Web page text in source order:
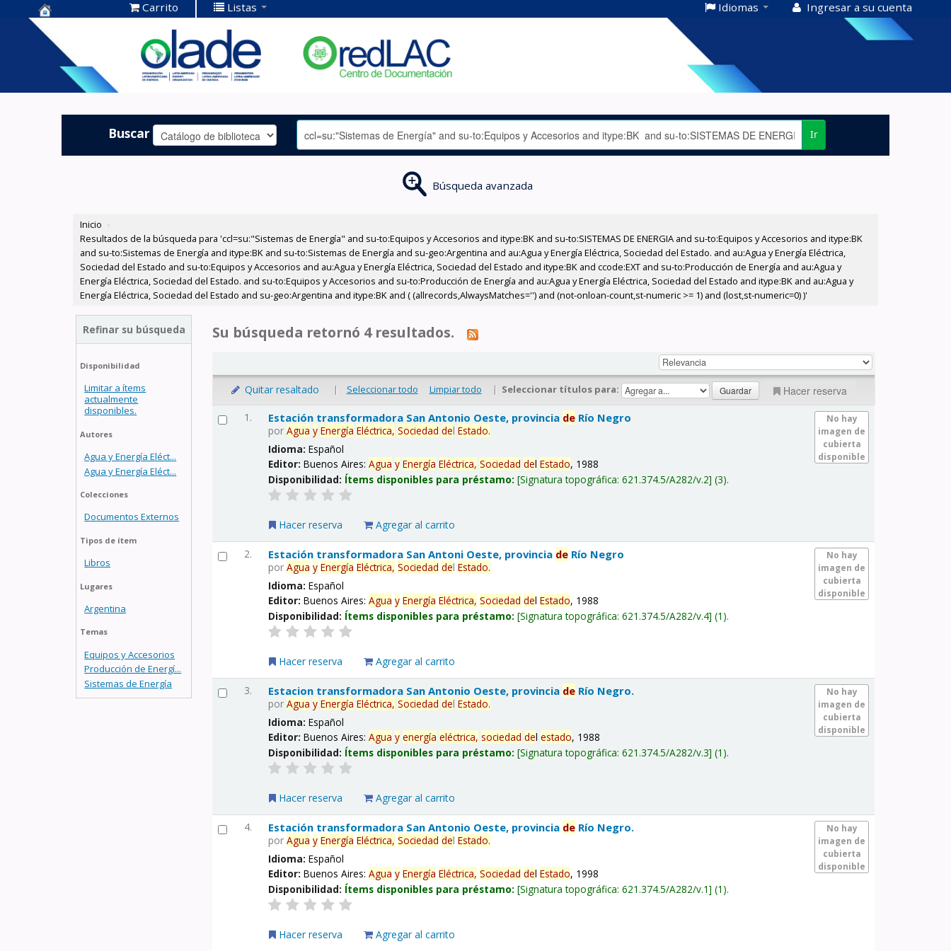
Centro de
Documentación
OLADE -
Carrito Listas Idiomas Ingresar a su cuenta
Buscar Ir
Búsqueda avanzada
Inicio ›
Resultados de la búsqueda para 'ccl=su:"Sistemas de Energía" and su-to:Equipos y Accesorios and itype:BK and su-to:SISTEMAS DE ENERGIA and su-to:Equipos y Accesorios and itype:BK
and su-to:Sistemas de Energía and itype:BK and su-to:Sistemas de Energía and su-geo:Argentina and au:Agua y Energía Eléctrica, Sociedad del Estado. and au:Agua y Energía Eléctrica,
Sociedad del Estado and su-to:Equipos y Accesorios and au:Agua y Energía Eléctrica, Sociedad del Estado and itype:BK and ccode:EXT and su-to:Producción de Energía and au:Agua y
Energía Eléctrica, Sociedad del Estado. and su-to:Equipos y Accesorios and su-to:Producción de Energía and au:Agua y Energía Eléctrica, Sociedad del Estado and itype:BK and au:Agua y
Energía Eléctrica, Sociedad del Estado and su-geo:Argentina and itype:BK and ( (allrecords,AlwaysMatches='') and (not-onloan-count,st-numeric >= 1) and (lost,st-numeric=0) )'
Refinar su búsqueda
Disponibilidad
Limitar a ítems
actualmente
disponibles.
Autores
Agua y Energía Eléct...
Agua y Energía Eléct...
Colecciones
Documentos Externos
Tipos de ítem
Libros
Lugares
Argentina
Temas
Equipos y Accesorios
Producción de Energí...
Sistemas de Energía
Su búsqueda retornó 4 resultados.
Quitar resaltado | Seleccionar todo Limpiar todo | Seleccionar títulos para: Hacer reserva
1.
No hay
imagen de
cubierta
disponible
Estación transformadora San Antonio Oeste, provincia de Río Negro
porAgua y Energía Eléctrica, Sociedad delEstado.
Idioma:Español
Editor:Buenos Aires:Agua y Energía Eléctrica, Sociedad delEstado, 1988
Disponibilidad: Ítems disponibles para préstamo: Signatura topográfica:621.374.5/A282/v.2 (3).
Hacer reserva Agregar al carrito
2.
No hay
imagen de
cubierta
disponible
Estación transformadora San Antoni Oeste, provincia de Río Negro
porAgua y Energía Eléctrica, Sociedad delEstado.
Idioma:Español
Editor:Buenos Aires:Agua y Energía Eléctrica, Sociedad delEstado, 1988
Disponibilidad: Ítems disponibles para préstamo: Signatura topográfica:621.374.5/A282/v.4 (1).
Hacer reserva Agregar al carrito
3.
No hay
imagen de
cubierta
disponible
Estacion transformadora San Antonio Oeste, provincia de Río Negro.
porAgua y Energía Eléctrica, Sociedad delEstado.
Idioma:Español
Editor:Buenos Aires:Agua y energía eléctrica, sociedad delestado, 1988
Disponibilidad: Ítems disponibles para préstamo: Signatura topográfica:621.374.5/A282/v.3 (1).
Hacer reserva Agregar al carrito
4.
No hay
imagen de
cubierta
disponible
Estación transformadora San Antonio Oeste, provincia de Río Negro.
porAgua y Energía Eléctrica, Sociedad delEstado.
Idioma:Español
Editor:Buenos Aires:Agua y Energía Eléctrica, Sociedad delEstado, 1998
Disponibilidad: Ítems disponibles para préstamo: Signatura topográfica:621.374.5/A282/v.1 (1).
Hacer reserva Agregar al carrito